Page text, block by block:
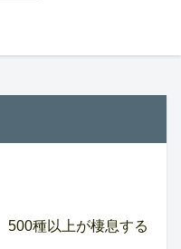
500種以上が棲息する